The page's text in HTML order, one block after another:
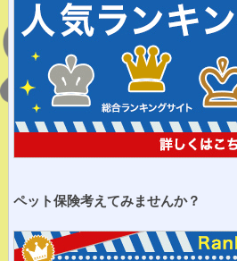
ペット保険考えてみませんか？